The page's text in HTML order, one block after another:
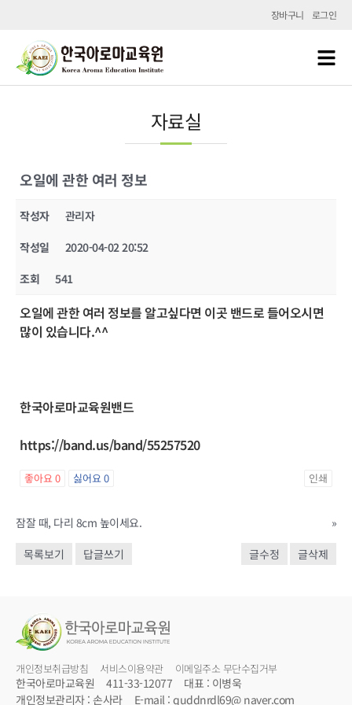
장바구니 로그인
자료실
오일에 관한 여러 정보
작성자
관리자
작성일
2020-04-02 20:52
조회
541
오일에 관한 여러 정보를 알고싶다면 이곳 밴드로 들어오시면
많이 있습니다.^^
한국아로마교육원밴드
https://band.us/band/55257520
좋아요0 싫어요0 인쇄
잠잘 때, 다리 8cm 높이세요.
»
목록보기
답글쓰기 글수정 글삭제
개인정보취급방침 서비스이용약관 이메일주소 무단수집거부
한국아로마교육원 411-33-12077
대표 : 이병욱
개인정보관리자 : 손사라
E-mail : quddnrdl69@ naver.com